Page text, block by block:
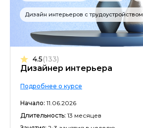
Java-разработка
Создание и монтаж видео
Юридические аспекты бизнеса
Работа с презентациями
Продвижение в Instagram
Дизайн интерьеров с трудоустройством
Дизайнер интерьера
4.5(133)
Подробнее о курсе
Начало: 11.06.2026
Длительность: 13 месяцев